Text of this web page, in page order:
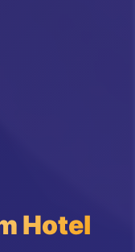
Hotel